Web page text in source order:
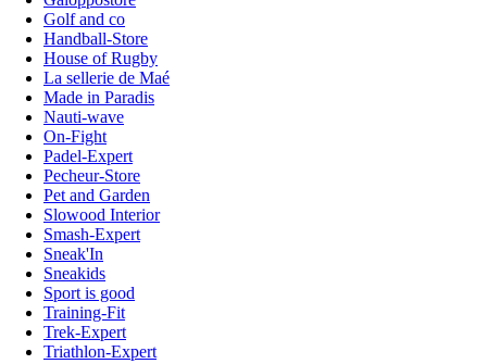
Golf and co
Handball-Store
House of Rugby
La sellerie de Maé
Made in Paradis
Nauti-wave
On-Fight
Padel-Expert
Pecheur-Store
Pet and Garden
Slowood Interior
Smash-Expert
Sneak'In
Sneakids
Sport is good
Training-Fit
Trek-Expert
Triathlon-Expert